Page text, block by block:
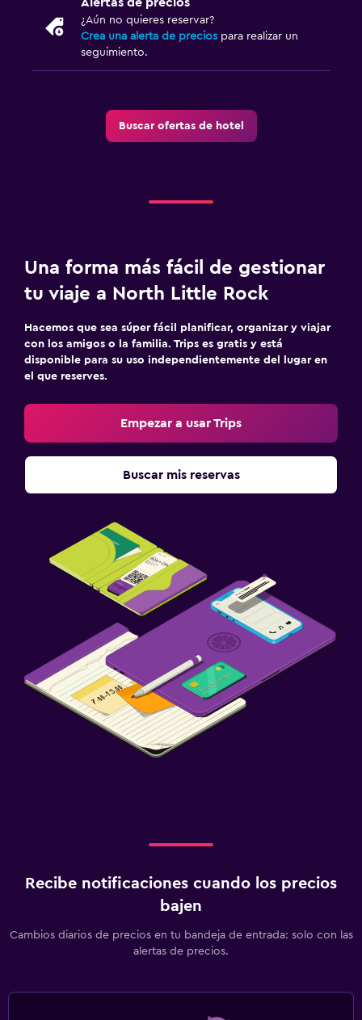
¿Aún no quieres reservar?
Crea una alerta de precios para realizar un
seguimiento.
Buscar ofertas de hotel
Una forma más fácil de gestionar
tu viaje a North Little Rock
Hacemos que sea súper fácil planificar, organizar y viajar
con los amigos o la familia. Trips es gratis y está
disponible para su uso independientemente del lugar en
el que reserves.
Empezar a usar Trips
Buscar mis reservas
Recibe notificaciones cuando los precios
bajen
Cambios diarios de precios en tu bandeja de entrada: solo con las
alertas de precios.